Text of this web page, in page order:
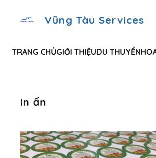
Vũng Tàu Services
TRANG CHỦGIỚI THIỆUDU THUYỀN
In ấn